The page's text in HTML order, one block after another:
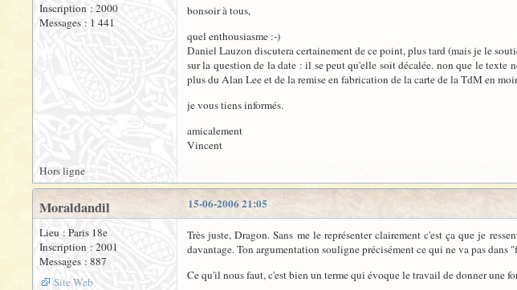
Inscription : 2000
Messages : 1 441
bonsoir à tous,
quel enthousiasme :-)
Daniel Lauzon discutera certainement de ce point, plus tard (mais je le
sur la question de la date : il se peut qu'elle soit décalée. non que le
plus du Alan Lee et de la remise en fabrication de la carte de la TdM en
je vous tiens informés.
amicalement
Vincent
Hors ligne
15-06-2006 21:05
Moraldandil
Lieu : Paris 18e
Inscription : 2001
Messages : 887
Site Web
Très juste, Dragon. Sans me le représenter clairement c'est ça que je
davantage. Ton argumentation souligne précisément ce qui ne va pas
Ce qu'il nous faut, c'est bien un terme qui évoque le travail de donner une